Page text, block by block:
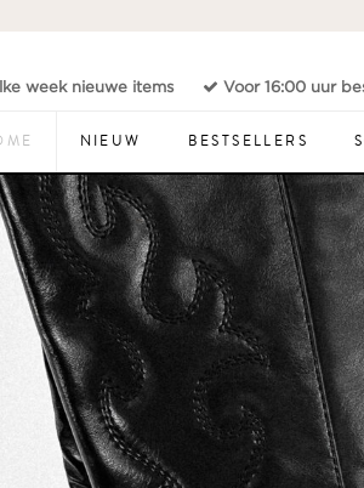
week nieuwe items Voor 16:00 uur
NIEUW BESTSELLERS